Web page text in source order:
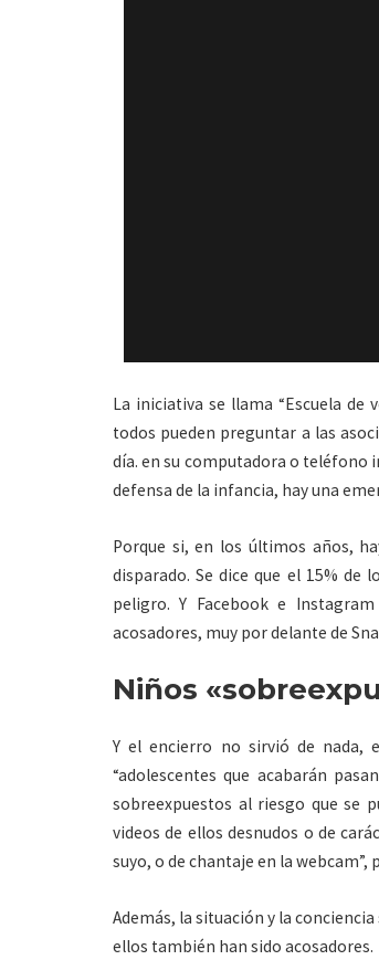
La iniciativa se llama “Escuela
todos pueden preguntar a las
día. en su computadora o teléfono
defensa de la infancia, hay una
Porque si, en los últimos años,
disparado. Se dice que el 15%
peligro. Y Facebook e
acosadores, muy por delante de
Niños
Y el encierro no sirvió de nada,
“adolescentes que acabarán
sobreexpuestos al riesgo que se
videos de ellos desnudos o de
suyo, o de chantaje en la webcam”,
Además, la situación y la
ellos también han sido acosadores.